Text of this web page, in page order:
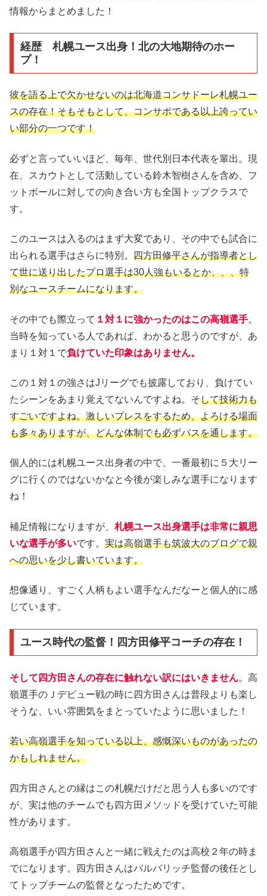
情報からまとめました！
経歴 札幌ユース出身！北の大地期待のホー
プ！
彼を語る上で欠かせないのは北海道コンサドーレ札幌ユー
スの存在！そもそもとして、コンサポである以上誇ってい
い部分の一つです！
必ずと言っていいほど、毎年、世代別日本代表を輩出。現
在、スカウトとして活動している鈴木智樹さんを含め、フ
ットボールに対しての向き合い方も全国トップクラスで
す。
このユースは入るのはまず大変であり、その中でも試合に
出られる選手はさらに特別。 四方田修平さんが指導者とし
て世に送り出したプロ選手は30人強もいるとか、、、特
別なユースチームになります。
その中でも際立って １対１に強かったのはこの高嶺選手。
当時を知っている人であれば、わかると思うのですが、あ
まり１対１で負けていた印象はありません。
この１対１の強さはJリーグでも披露しており、負けてい
たシーンをあまり覚えてないんですよね。そして技術力も
すごいですよね。激しいプレスをするため、よろける場面
も多々ありますが、どんな体制でも必ずパスを通します。
個人的には札幌ユース出身者の中で、一番最初に５大リー
グに行くのではないかなと今後が楽しみな選手になります
ね！
補足情報になりますが、 札幌ユース出身選手は非常に親思
いな選手が多いです。 実は高嶺選手も筑波大のブログで親
への思いを少し書いています。
想像通り、すごく人柄もよい選手なんだなーと個人的に感
じています。
ユース時代の監督！四方田修平コーチの存在！
そして四方田さんの存在に触れない訳にはいきません。高
嶺選手のＪデビュー戦の時に四方田さんは普段よりも楽し
そうな、いい雰囲気をまとっていたように思いました！
若い高嶺選手を知っている以上、感慨深いものがあったの
かもしれません。
四方田さんとの縁はこの札幌だけだと思う人も多いのです
が、実は他のチームでも四方田メソッドを受けていた可能
性があります。
高嶺選手が四方田さんと一緒に戦えたのは高校２年の時ま
でになります。四方田さんはバルバリッチ監督の後任とし
てトップチームの監督となったためです。